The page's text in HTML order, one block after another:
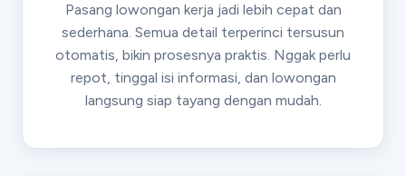
Pasang lowongan kerja jadi lebih cepat dan
sederhana. Semua detail terperinci tersusun
otomatis, bikin prosesnya praktis. Nggak perlu
repot, tinggal isi informasi, dan lowongan
langsung siap tayang dengan mudah.